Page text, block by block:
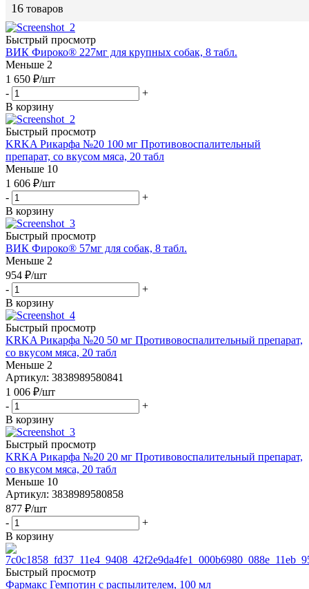
16 товаров
Быстрый просмотр
ВИК Фироко® 227мг для крупных собак, 8 табл.
Меньше 2
1 650 ₽/шт
-
+
В корзину
Быстрый просмотр
KRKA Рикарфа №20 100 мг Противовоспалительный
препарат, со вкусом мяса, 20 табл
Меньше 10
1 606 ₽/шт
-
+
В корзину
Быстрый просмотр
ВИК Фироко® 57мг для собак, 8 табл.
Меньше 2
954 ₽/шт
-
+
В корзину
Быстрый просмотр
KRKA Рикарфа №20 50 мг Противовоспалительный препарат,
со вкусом мяса, 20 табл
Меньше 2
Артикул: 3838989580841
1 006 ₽/шт
-
+
В корзину
Быстрый просмотр
KRKA Рикарфа №20 20 мг Противовоспалительный препарат,
со вкусом мяса, 20 табл
Меньше 10
Артикул: 3838989580858
877 ₽/шт
-
+
В корзину
Быстрый просмотр
Фармакс Гемпотин с распылителем, 100 мл